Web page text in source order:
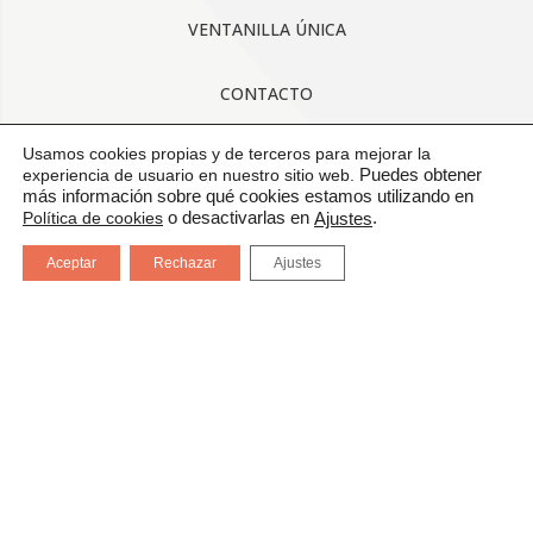
VENTANILLA ÚNICA
CONTACTO
AVISO LEGAL
CONDICIONES GENERALES DE USO
POLÍTICA DE CALIDAD
Usamos cookies propias y de terceros para mejorar la
experiencia de usuario en nuestro sitio web.
Puedes obtener
más información sobre qué cookies estamos utilizando en
Política de cookies o desactivarlas en Ajustes.
Aceptar Rechazar Ajustes